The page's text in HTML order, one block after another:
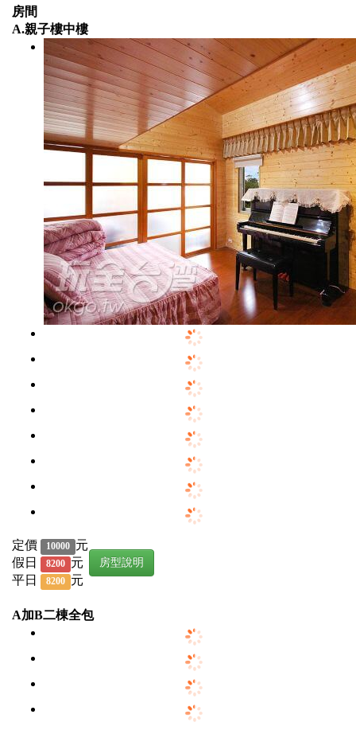
房間
A.親子樓中樓
定價 10000 元
假日
8200 元
平日
8200 元
房型說明
A加B二棟全包